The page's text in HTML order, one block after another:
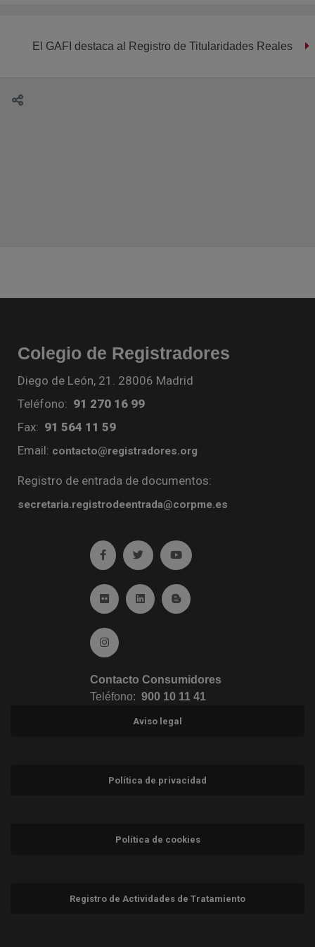
El GAFI destaca al Registro de Titularidades Reales
Colegio de Registradores
Diego de León, 21. 28006 Madrid
Teléfono: 91 270 16 99
Fax: 91 564 11 59
Email: contacto@registradores.org
Registro de entrada de documentos:
secretaria.registrodeentrada@corpme.es
Ir a facebook (abre en ventana nueva)
Ir a twitter (abre en ventana nueva)
Ir a YouTube (abre en
Ir a Flickr (abre en ventana nueva)
Ir a Linkedin (abre en ventana nueva)
Ir al Blog (abre en ventana
Ir a Instagram (abre en ventana nueva)
Contacto Consumidores
Teléfono: 900 10 11 41
Aviso legal
Política de privacidad
Política de cookies
Registro de Actividades de Tratamiento